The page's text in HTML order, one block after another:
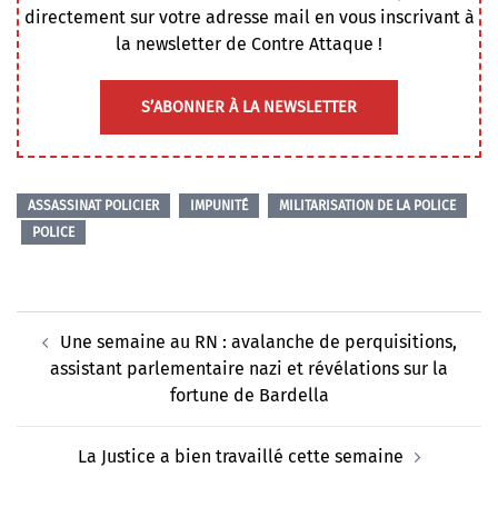
directement sur votre adresse mail en vous inscrivant à
la newsletter de Contre Attaque !
S’ABONNER À LA NEWSLETTER
ASSASSINAT POLICIER IMPUNITÉ
MILITARISATION DE LA POLICE
POLICE
d’article
Une semaine au RN : avalanche de perquisitions,
assistant parlementaire nazi et révélations sur la
fortune de Bardella
La Justice a bien travaillé cette semaine